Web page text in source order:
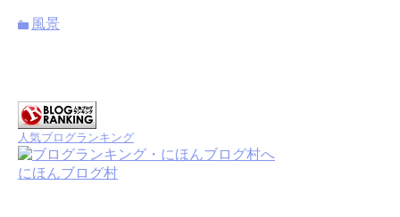
風景
人気ブログランキング
にほんブログ村